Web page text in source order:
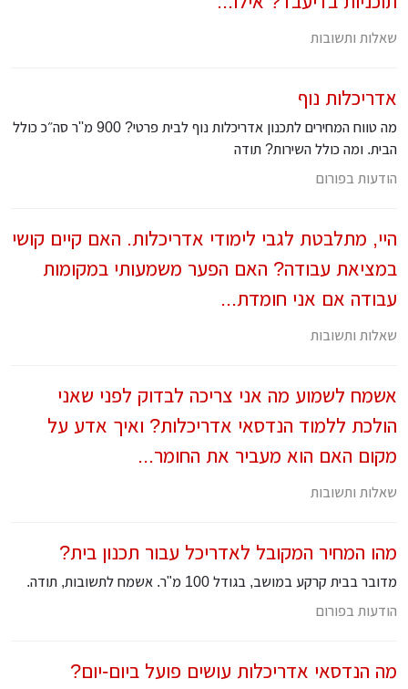
שאלות ותשובות
אדריכלות נוף
מה טווח המחירים לתכנון אדריכלות נוף לבית פרטי? 900 מ''ר סה״כ כולל
הבית. ומה כולל השירות? תודה
הודעות בפורום
היי, מתלבטת לגבי לימודי אדריכלות. האם קיים קושי
במציאת עבודה? האם הפער משמעותי במקומות
עבודה אם אני חומדת...
שאלות ותשובות
אשמח לשמוע מה אני צריכה לבדוק לפני שאני
הולכת ללמוד הנדסאי אדריכלות? ואיך אדע על
מקום האם הוא מעביר את החומר...
שאלות ותשובות
מהו המחיר המקובל לאדריכל עבור תכנון בית?
מדובר בבית קרקע במושב, בגודל 100 מ"ר. אשמח לתשובות, תודה.
הודעות בפורום
מה הנדסאי אדריכלות עושים פועל ביום-יום?